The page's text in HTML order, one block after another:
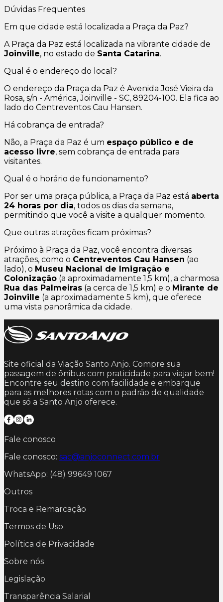
Dúvidas Frequentes
Em que cidade está localizada a Praça da Paz?
A Praça da Paz está localizada na vibrante cidade de
Joinville, no estado de Santa Catarina.
Qual é o endereço do local?
O endereço da Praça da Paz é Avenida José Vieira da
Rosa, s/n - América, Joinville - SC, 89204-100. Ela fica ao
lado do Centreventos Cau Hansen.
Há cobrança de entrada?
Não, a Praça da Paz é um espaço público e de
acesso livre, sem cobrança de entrada para
visitantes.
Qual é o horário de funcionamento?
Por ser uma praça pública, a Praça da Paz está aberta
24 horas por dia, todos os dias da semana,
permitindo que você a visite a qualquer momento.
Que outras atrações ficam próximas?
Próximo à Praça da Paz, você encontra diversas
atrações, como o Centreventos Cau Hansen (ao
lado), o Museu Nacional de Imigração e
Colonização (a aproximadamente 1,5 km), a charmosa
Rua das Palmeiras (a cerca de 1,5 km) e o Mirante de
Joinville (a aproximadamente 5 km), que oferece
uma vista panorâmica da cidade.
Site oficial da Viação Santo Anjo. Compre sua
passagem de ônibus com praticidade para viajar bem!
Encontre seu destino com facilidade e embarque
para as melhores rotas com o padrão de qualidade
que só a Santo Anjo oferece.
Fale conosco
Fale conosco: sac@anjoconnect.com.br
WhatsApp: (48) 99649 1067
Outros
Troca e Remarcação
Termos de Uso
Política de Privacidade
Sobre nós
Legislação
Transparência Salarial